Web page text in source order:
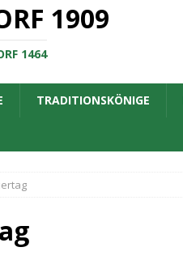
1909
1464
TRADITIONSKÖNIGE